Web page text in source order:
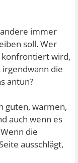
immer
soll. Wer
konfrontiert wird,
die
antun?
guten, warmen,
auch wenn es
die
ausschlägt,